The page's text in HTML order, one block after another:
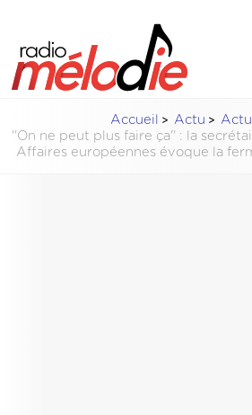
Accueil Actu
''On ne peut plus faire ça'' : la
Affaires européennes évoque la